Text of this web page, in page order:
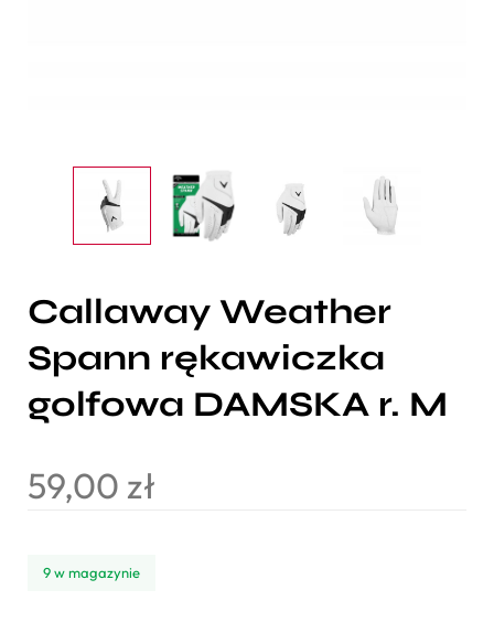
Callaway Weather
Spann rękawiczka
golfowa DAMSKA r. M
59,00 zł
9 w magazynie